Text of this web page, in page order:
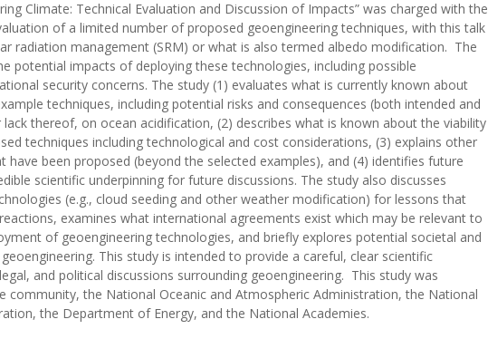
Climate: Technical Evaluation and Discussion of Impacts” was charged with the
of a limited number of proposed geoengineering techniques, with this talk
radiation management (SRM) or what is also termed albedo modification. The
potential impacts of deploying these technologies, including possible
security concerns. The study (1) evaluates what is currently known about
techniques, including potential risks and consequences (both intended and
thereof, on ocean acidification, (2) describes what is known about the viability
techniques including technological and cost considerations, (3) explains other
have been proposed (beyond the selected examples), and (4) identifies future
scientific underpinning for future discussions. The study also discusses
(e.g., cloud seeding and other weather modification) for lessons that
examines what international agreements exist which may be relevant to
of geoengineering technologies, and briefly explores potential societal and
This study is intended to provide a careful, clear scientific
and political discussions surrounding geoengineering. This study was
community, the National Oceanic and Atmospheric Administration, the National
the Department of Energy, and the National Academies.